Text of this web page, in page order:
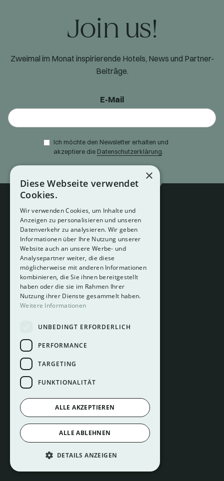
Join us!
Zweimal im Monat inspirierende Hotels, News und Partner-
Beiträge.
E-Mail
Ich möchte den Newsletter erhalten und
akzeptiere die Datenschutzerklärung
About
Hotelberatung
Mediadaten
Instagram
LinkedIn
Impressum
Datenschutz
×
Diese Webseite verwendet
Cookies.
Wir verwenden Cookies, um Inhalte und
Anzeigen zu personalisieren und unseren
Datenverkehr zu analysieren. Wir geben
Informationen über Ihre Nutzung unserer
Website auch an unsere Werbe- und
Analysepartner weiter, die diese
möglicherweise mit anderen Informationen
kombinieren, die Sie ihnen bereitgestellt
haben oder die sie im Rahmen Ihrer
Nutzung ihrer Dienste gesammelt haben.
Weitere Informationen
UNBEDINGT ERFORDERLICH
PERFORMANCE
TARGETING
FUNKTIONALITÄT
ALLE AKZEPTIEREN
ALLE ABLEHNEN
DETAILS ANZEIGEN